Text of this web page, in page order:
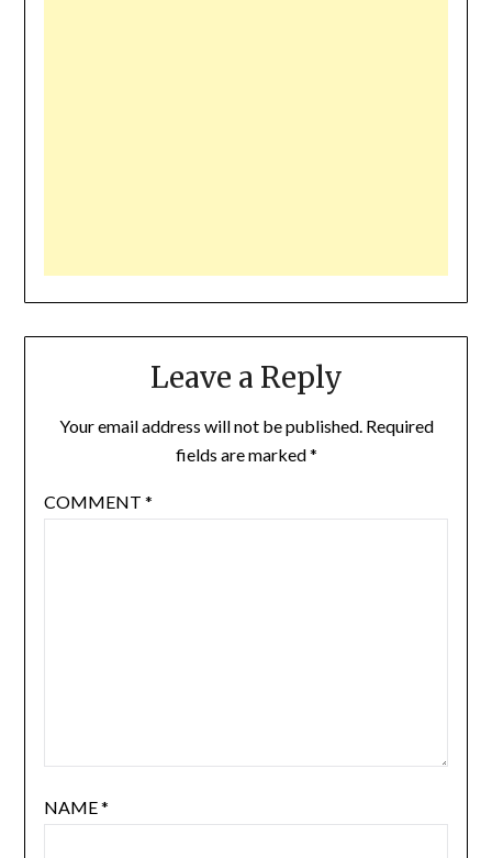
Leave a Reply
Your email address will not be published. Required
fields are marked*
COMMENT *
NAME*